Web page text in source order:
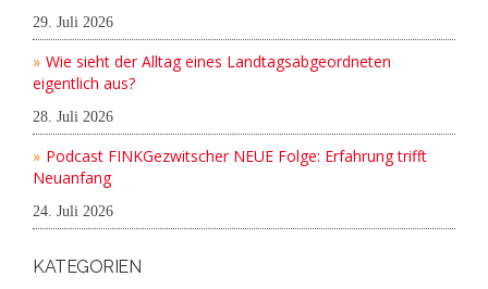
29. Juli 2026
Wie sieht der Alltag eines Landtagsabgeordneten
eigentlich aus?
28. Juli 2026
Podcast FINKGezwitscher NEUE Folge: Erfahrung trifft
Neuanfang
24. Juli 2026
KATEGORIEN